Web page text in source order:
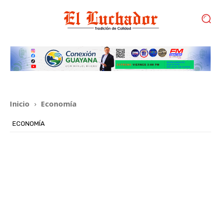
Inicio Economía
ECONOMÍA